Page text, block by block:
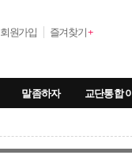
회원가입 즐겨찾기+
말좀하자 교단통합